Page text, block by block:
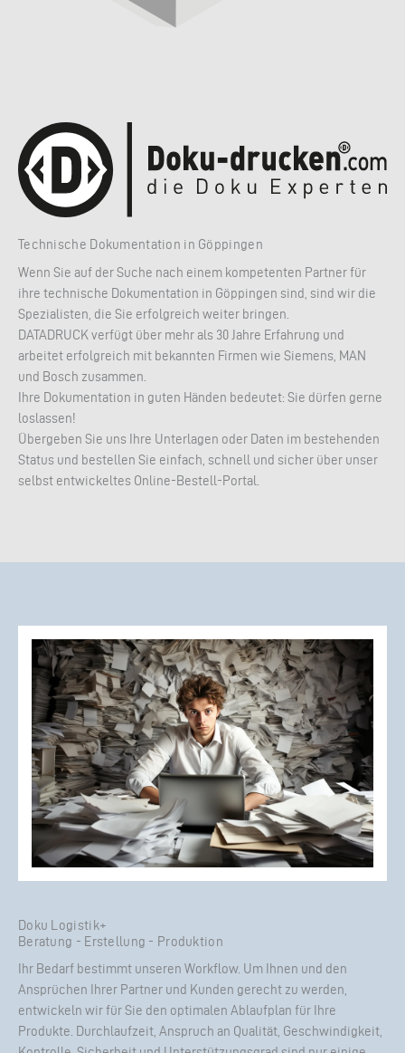
Technische Dokumentation in Göppingen
Wenn Sie auf der Suche nach einem kompetenten Partner für
ihre technische Dokumentation in Göppingen sind, sind wir die
Spezialisten, die Sie erfolgreich weiter bringen.
DATADRUCK verfügt über mehr als 30 Jahre Erfahrung und
arbeitet erfolgreich mit bekannten Firmen wie Siemens, MAN
und Bosch zusammen.
Ihre Dokumentation in guten Händen bedeutet: Sie dürfen gerne
loslassen!
Übergeben Sie uns Ihre Unterlagen oder Daten im bestehenden
Status und bestellen Sie einfach, schnell und sicher über unser
selbst entwickeltes Online-Bestell-Portal.
Doku Logistik+
Beratung - Erstellung - Produktion
Ihr Bedarf bestimmt unseren Workflow. Um Ihnen und den
Ansprüchen Ihrer Partner und Kunden gerecht zu werden,
entwickeln wir für Sie den optimalen Ablaufplan für Ihre
Produkte. Durchlaufzeit, Anspruch an Qualität, Geschwindigkeit,